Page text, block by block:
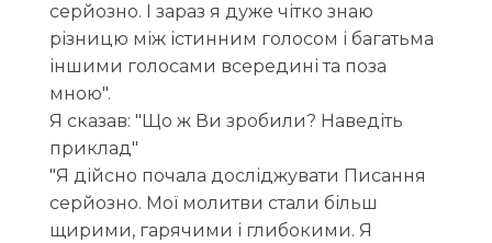
серйозно. І зараз я дуже чітко знаю
різницю між істинним голосом і багатьма
іншими голосами всередині та поза
мною".
Я сказав: "Що ж Ви зробили? Наведіть
приклад"
"Я дійсно почала досліджувати Писання
серйозно. Мої молитви стали більш
щирими, гарячими і глибокими. Я